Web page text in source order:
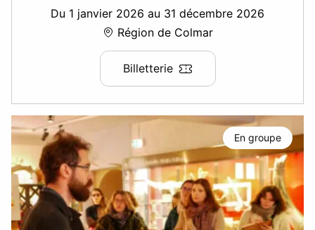
Du 1 janvier 2026 au 31 décembre 2026
Région de Colmar
Billetterie
En groupe